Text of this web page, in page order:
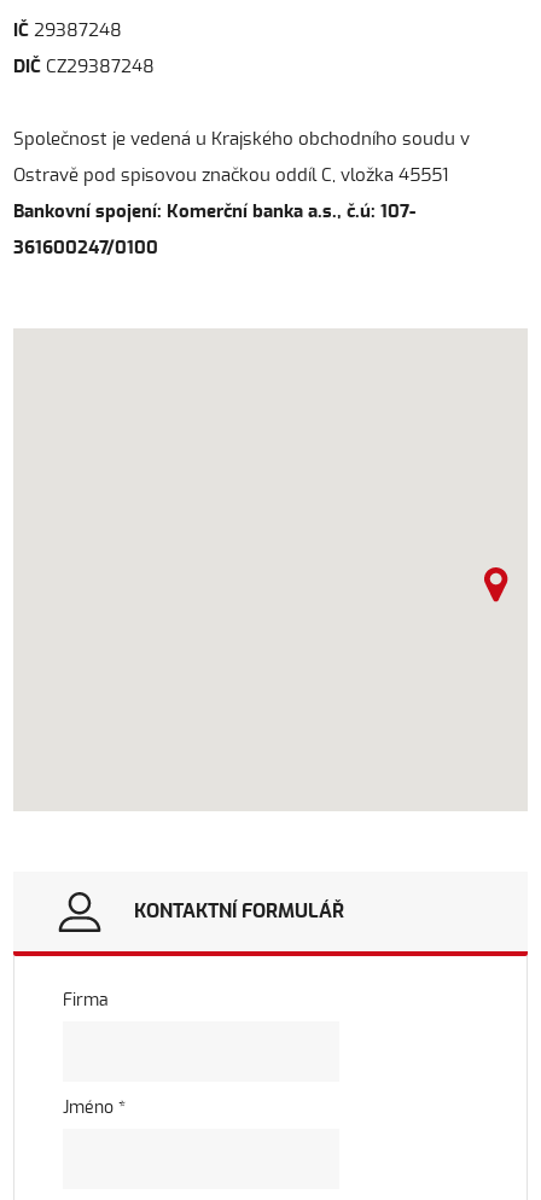
IČ29387248
DIČ CZ29387248
Společnost je vedená u Krajského obchodního soudu v
Ostravě pod spisovou značkou oddíl C, vložka 45551
Bankovní spojení: Komerční banka a.s., č.ú: 107-
361600247/0100
KONTAKTNÍ FORMULÁŘ
Firma
Jméno *